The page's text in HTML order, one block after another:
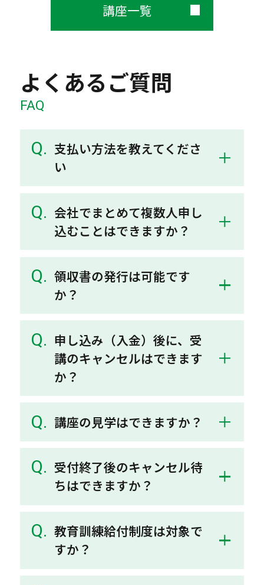
講座一覧
よくあるご質問
FAQ
支払い方法を教えてくださ
い
会社でまとめて複数人申し
込むことはできますか？
領収書の発行は可能です
か？
申し込み（入金）後に、受
講のキャンセルはできます
か？
講座の見学はできますか？
受付終了後のキャンセル待
ちはできますか？
教育訓練給付制度は対象で
すか？